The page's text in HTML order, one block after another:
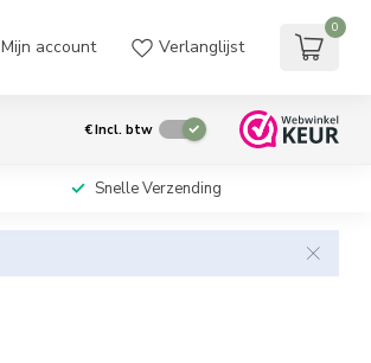
Mijn account Verlanglijst
0
€Incl. btw
Snelle Verzending